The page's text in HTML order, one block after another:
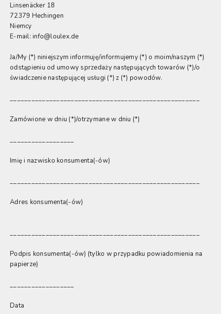
Linsenäcker 18
72379 Hechingen
Niemcy
E-mail: info@loulex.de
Ja/My (*) niniejszym informuję/informujemy (*) o moim/naszym (*)
odstąpieniu od umowy sprzedaży następujących towarów (*)/o
świadczenie następującej usługi (*) z (*) powodów.
_____________________________________________________
Zamówione w dniu (*)/otrzymane w dniu (*)
__________________
Imię i nazwisko konsumenta(-ów)
_____________________________________________________
Adres konsumenta(-ów)
_____________________________________________________
Podpis konsumenta(-ów) (tylko w przypadku powiadomienia na
papierze)
__________________
Data